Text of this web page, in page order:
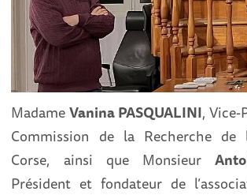
MadameVanina PASQUALINI, Vice-
Commission de la Recherche de
Corse, ainsi que Monsieur
Président et fondateur de